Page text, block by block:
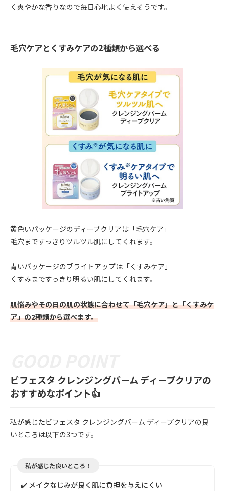
く爽やかな香りなので毎日心地よく使えそうです。
毛穴ケアとくすみケアの2種類から選べる
黄色いパッケージのディープクリアは「毛穴ケア」
毛穴まですっきりツルツル肌にしてくれます。
青いパッケージのブライトアップは「くすみケア」
くすみまですっきり明るい肌にしてくれます。
肌悩みやその日の肌の状態に合わせて「毛穴ケア」と「くすみケ
ア」の2種類から選べます。
ビフェスタ クレンジングバーム ディープクリアの
おすすめなポイント👍
私が感じたビフェスタ クレンジングバーム ディープクリアの良
いところは以下の3つです。
私が感じた良いところ！
✔️ メイクなじみが良く肌に負担を与えにくい